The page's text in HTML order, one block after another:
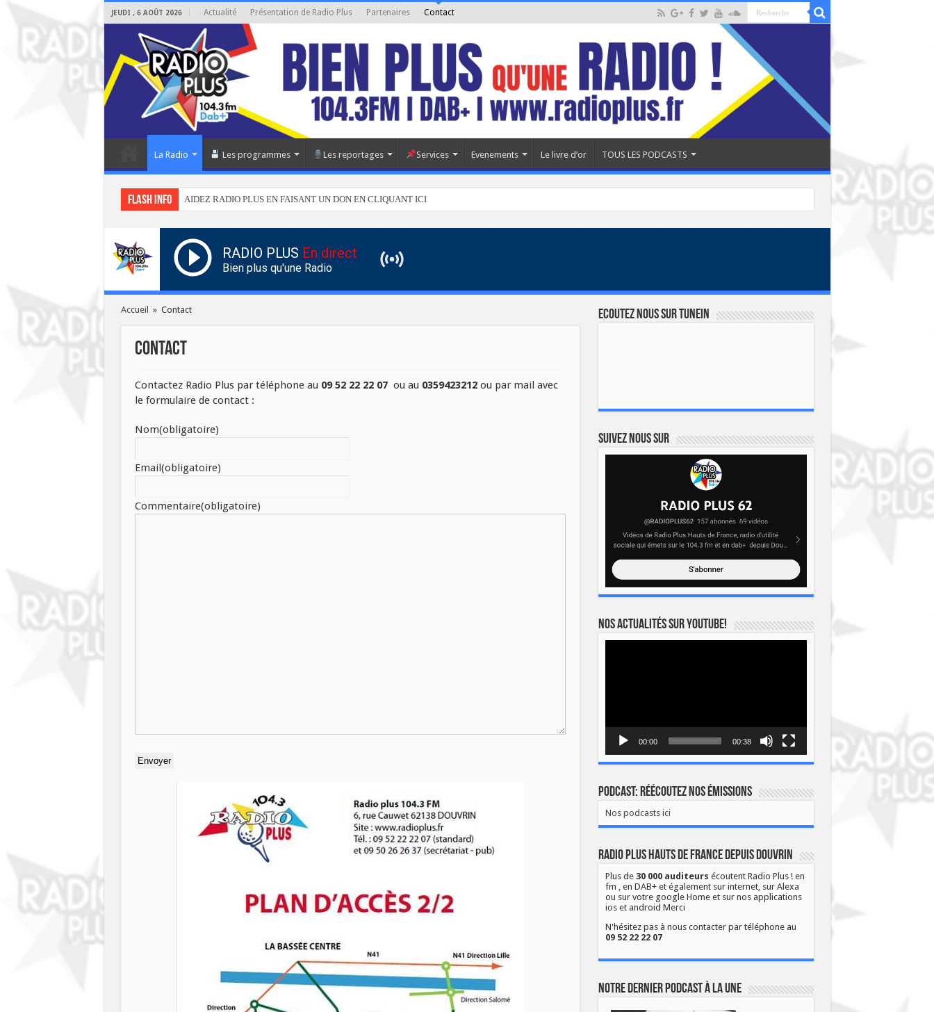
JEUDI , 6 AOÛT 2026 Actualité Présentation de Radio Plus Partenaires Contact
La Radio Les programmes Les reportages Services Evenements Le livre d’or TOUS LES PODCASTS
Flash info AIDEZ RADIO PLUS EN FAISANT UN DON EN CLIQUANT ICI
RADIO PLUS En direct
Bien plus qu'une Radio
Accueil » Contact
Contact
Contactez Radio Plus par téléphone au 09 52 22 22 07ou au 0359423212ou par mail avec
le formulaire de contact :
Nom(obligatoire)
Email(obligatoire)
Commentaire(obligatoire)
Envoyer
Ecoutez nous sur TuneIn
Suivez nous sur
Nos actualités sur YOUTUBE!
00:00 00:38
Podcast: Réécoutez nos émissions
Nos podcasts ici
Radio Plus Hauts de France depuis Douvrin
Plus de 30 000 auditeurs écoutent Radio Plus ! en
fm , en DAB+ et également sur internet, sur Alexa
ou sur votre google Home et sur nos applications
ios et android Merci
N'hésitez pas à nous contacter par téléphone au
09 52 22 22 07
Notre dernier podcast à la une